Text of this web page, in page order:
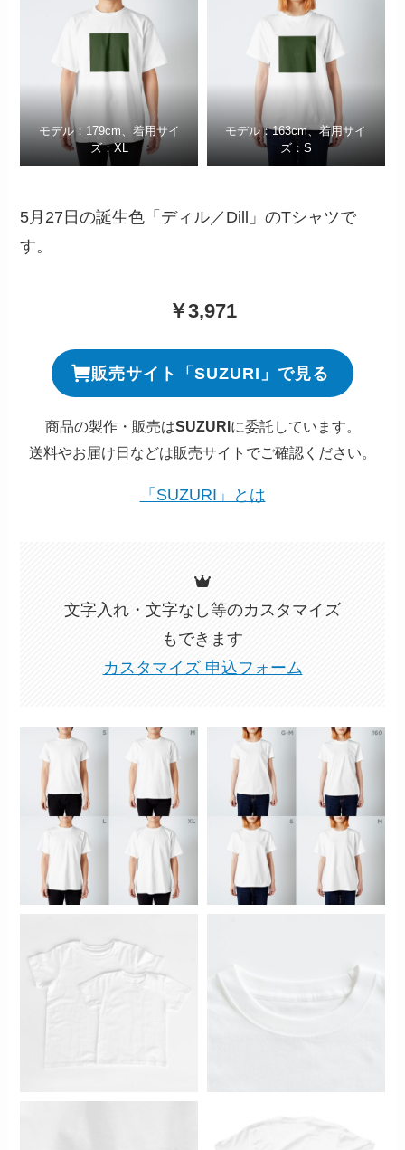
モデル：179cm、着用サイ
ズ：XL
モデル：163cm、着用サイ
ズ：S
5月27日の誕生色「ディル／Dill」のTシャツで
す。
￥3,971
販売サイト「SUZURI」で見る
商品の製作・販売はSUZURIに委託しています。
送料やお届け日などは販売サイトでご確認ください。
「SUZURI」とは
文字入れ・文字なし等のカスタマイズ
もできます
カスタマイズ 申込フォーム